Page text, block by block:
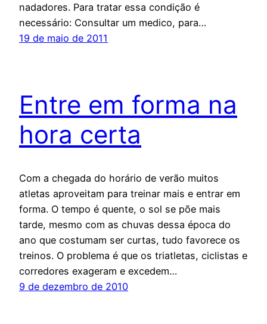
nadadores. Para tratar essa condição é
necessário: Consultar um medico, para…
19 de maio de 2011
Entre em forma na
hora certa
Com a chegada do horário de verão muitos
atletas aproveitam para treinar mais e entrar em
forma. O tempo é quente, o sol se põe mais
tarde, mesmo com as chuvas dessa época do
ano que costumam ser curtas, tudo favorece os
treinos. O problema é que os triatletas, ciclistas e
corredores exageram e excedem…
9 de dezembro de 2010